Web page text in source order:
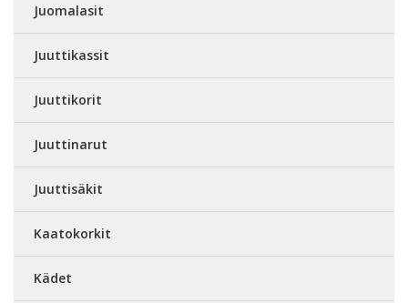
Juomalasit
Juuttikassit
Juuttikorit
Juuttinarut
Juuttisäkit
Kaatokorkit
Kädet